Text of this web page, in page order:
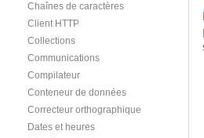
Chaînes de caractères
Client HTTP
Collections
Communications
Compilateur
Conteneur de données
Correcteur orthographique
Dates et heures